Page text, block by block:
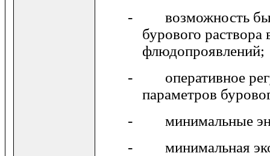
- возможность
бурового раствора
флюдопроявлений;
- оперативное
параметров
- минимальные
- минимальная